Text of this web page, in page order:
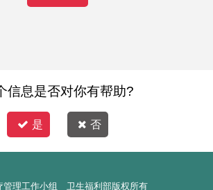
信息是否对你有帮助?
是 否
管理工作小组 卫生福利部版权所有